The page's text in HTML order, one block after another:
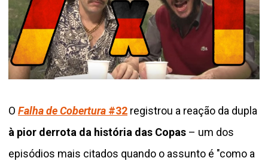
O Falha de Cobertura #32 registrou a reação da dupla
à pior derrota da história das Copas – um dos
episódios mais citados quando o assunto é "como a